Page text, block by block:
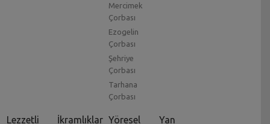
Mercimek
Çorbası
Ezogelin
Çorbası
Şehriye
Çorbası
Tarhana
Çorbası
Lezzetli İkramlıklar Yöresel Yan